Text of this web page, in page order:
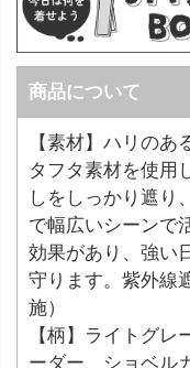
商品について
【素材】ハリの
タフタ素材を使用
しをしっかり遮り
で幅広いシーンで
効果があり、強い
守ります。紫外線
施）
【柄】ライトグ
ーダー、ショベル